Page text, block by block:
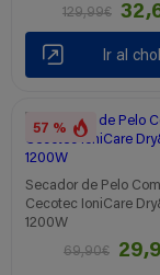
129,99€
Ir al
57 %
Secador de Pelo
Cecotec IoniCare
1200W
69,90€